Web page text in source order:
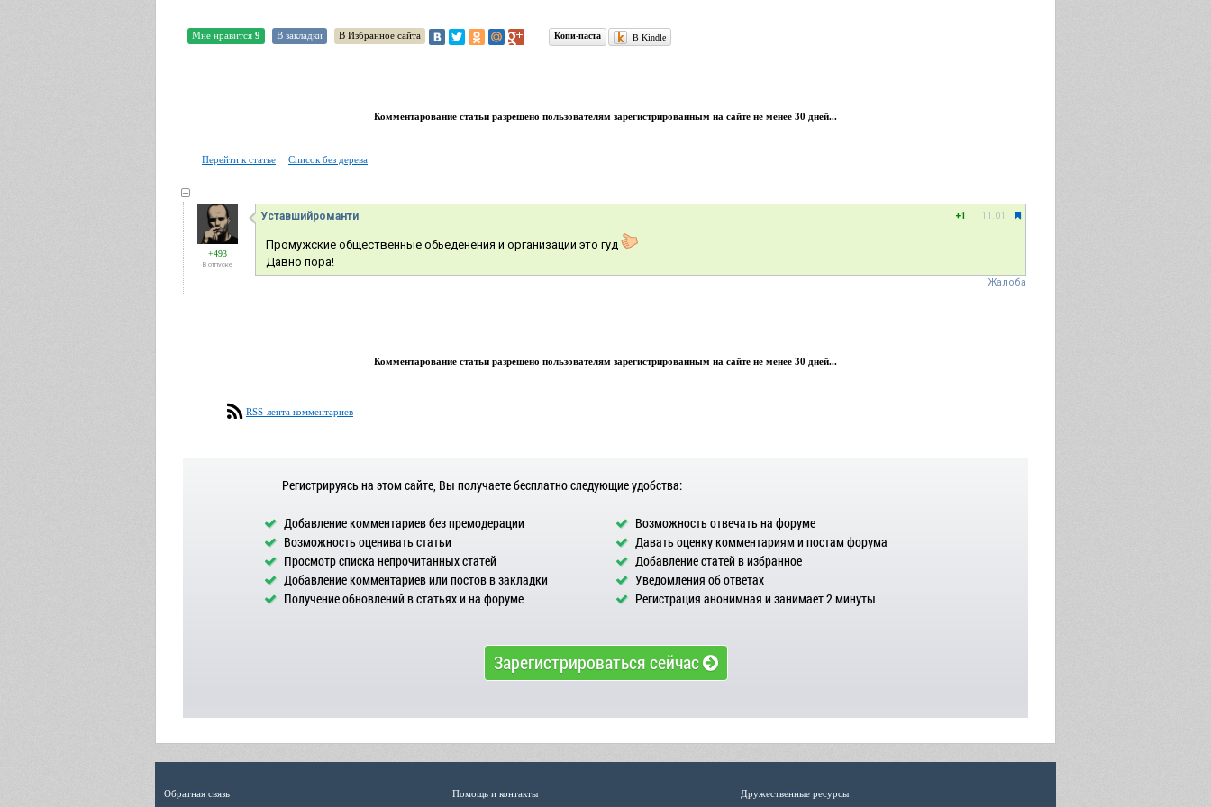
Мне нравится 9 В закладки В Избранное сайта В Kindle
Копи-паста
Комментарование статьи разрешено пользователям зарегистрированным на сайте не менее 30 дней...
Перейти к статье Список без дерева
+493
В отпуске
Уставшийроманти 11.01
+1
Промужские общественные обьеденения и организации это гуд
Давно пора!
Жалоба
Комментарование статьи разрешено пользователям зарегистрированным на сайте не менее 30 дней...
RSS-лента комментариев
Регистрируясь на этом сайте, Вы получаете бесплатно следующие удобства:
Добавление комментариев без премодерации
Возможность отвечать на форуме
Возможность оценивать статьи
Давать оценку комментариям и постам форума
Просмотр списка непрочитанных статей
Добавление статей в избранное
Добавление комментариев или постов в закладки
Уведомления об ответах
Получение обновлений в статьях и на форуме
Регистрация анонимная и занимает 2 минуты
Зарегистрироваться сейчас
Обратная связь Помощь и контакты Дружественные ресурсы